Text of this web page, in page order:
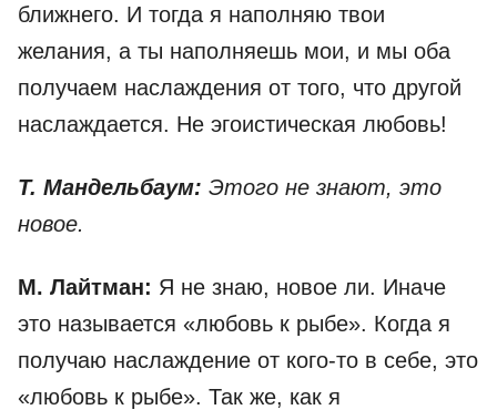
ближнего. И тогда я наполняю твои
желания, а ты наполняешь мои, и мы оба
получаем наслаждения от того, что другой
наслаждается. Не эгоистическая любовь!
Т. Мандельбаум: Этого не знают, это
новое.
М. Лайтман: Я не знаю, новое ли. Иначе
это называется «любовь к рыбе». Когда я
получаю наслаждение от кого-то в себе, это
«любовь к рыбе». Так же, как я